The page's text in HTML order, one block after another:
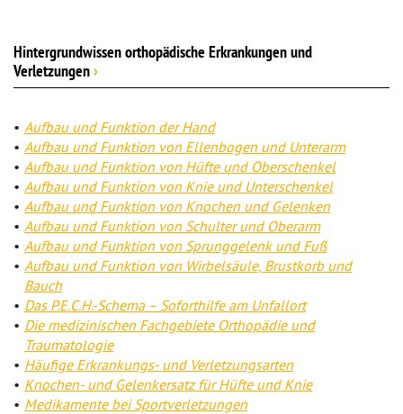
Hintergrundwissen orthopädische Erkrankungen und
Verletzungen›
Aufbau und Funktion der Hand
Aufbau und Funktion von Ellenbogen und Unterarm
Aufbau und Funktion von Hüfte und Oberschenkel
Aufbau und Funktion von Knie und Unterschenkel
Aufbau und Funktion von Knochen und Gelenken
Aufbau und Funktion von Schulter und Oberarm
Aufbau und Funktion von Sprunggelenk und Fuß
Aufbau und Funktion von Wirbelsäule, Brustkorb und
Bauch
Das P.E.C.H.-Schema – Soforthilfe am Unfallort
Die medizinischen Fachgebiete Orthopädie und
Traumatologie
Häufige Erkrankungs- und Verletzungsarten
Knochen- und Gelenkersatz für Hüfte und Knie
Medikamente bei Sportverletzungen